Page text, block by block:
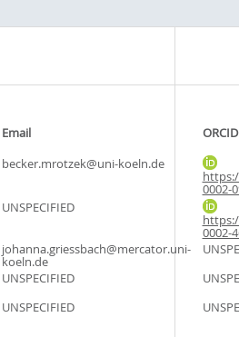
Email
ORCID
becker.mrotzek@uni-koeln.de
0002-
UNSPECIFIED
0002-
johanna.griessbach@mercator.uni-
koeln.de
UNSPECIFIED
UNSPECIFIED